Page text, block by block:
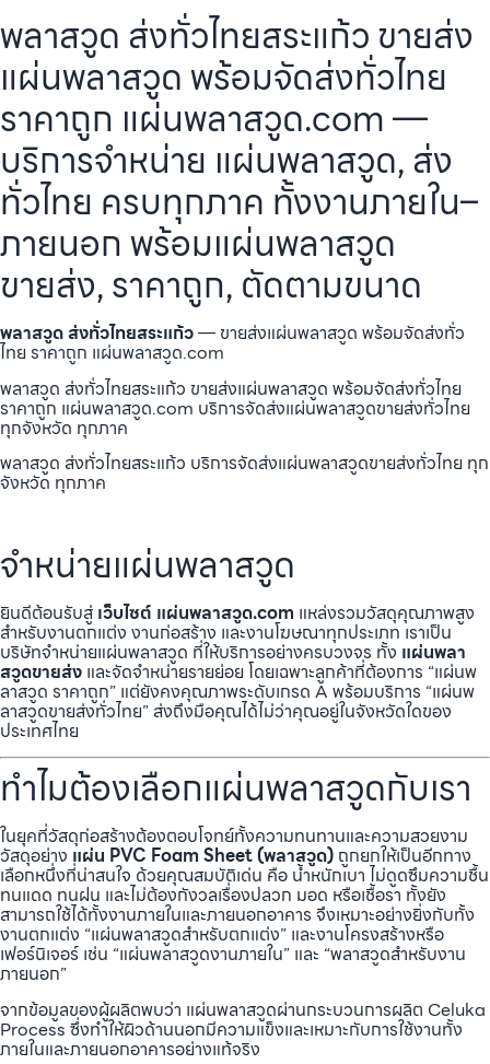
พลาสวูด ส่งทั่วไทยสระแก้ว ขายส่ง
แผ่นพลาสวูด พร้อมจัดส่งทั่วไทย
ราคาถูก แผ่นพลาสวูด.com —
บริการจำหน่าย แผ่นพลาสวูด, ส่ง
ทั่วไทย ครบทุกภาค ทั้งงานภายใน–
ภายนอก พร้อมแผ่นพลาสวูด
ขายส่ง, ราคาถูก, ตัดตามขนาด
พลาสวูด ส่งทั่วไทยสระแก้ว— ขายส่งแผ่นพลาสวูด พร้อมจัดส่งทั่ว
ไทย ราคาถูก แผ่นพลาสวูด.com
พลาสวูด ส่งทั่วไทยสระแก้ว ขายส่งแผ่นพลาสวูด พร้อมจัดส่งทั่วไทย
ราคาถูก แผ่นพลาสวูด.com บริการจัดส่งแผ่นพลาสวูดขายส่งทั่วไทย
ทุกจังหวัด ทุกภาค
พลาสวูด ส่งทั่วไทยสระแก้ว บริการจัดส่งแผ่นพลาสวูดขายส่งทั่วไทย ทุก
จังหวัด ทุกภาค
จำหน่ายแผ่นพลาสวูด
ยินดีต้อนรับสู่ เว็บไซต์ แผ่นพลาสวูด.com แหล่งรวมวัสดุคุณภาพสูง
สำหรับงานตกแต่ง งานก่อสร้าง และงานโฆษณาทุกประเภท เราเป็น
บริษัทจำหน่ายแผ่นพลาสวูด ที่ให้บริการอย่างครบวงจร ทั้ง แผ่นพลา
สวูดขายส่ง และจัดจำหน่ายรายย่อย โดยเฉพาะลูกค้าที่ต้องการ “แผ่นพ
ลาสวูด ราคาถูก” แต่ยังคงคุณภาพระดับเกรด A พร้อมบริการ “แผ่นพ
ลาสวูดขายส่งทั่วไทย” ส่งถึงมือคุณได้ไม่ว่าคุณอยู่ในจังหวัดใดของ
ประเทศไทย
ทำไมต้องเลือกแผ่นพลาสวูดกับเรา
ในยุคที่วัสดุก่อสร้างต้องตอบโจทย์ทั้งความทนทานและความสวยงาม
วัสดุอย่าง แผ่น PVC Foam Sheet (พลาสวูด) ถูกยกให้เป็นอีกทาง
เลือกหนึ่งที่น่าสนใจ ด้วยคุณสมบัติเด่น คือ น้ำหนักเบา ไม่ดูดซึมความชื้น
ทนแดด ทนฝน และไม่ต้องกังวลเรื่องปลวก มอด หรือเชื้อรา ทั้งยัง
สามารถใช้ได้ทั้งงานภายในและภายนอกอาคาร จึงเหมาะอย่างยิ่งกับทั้ง
งานตกแต่ง “แผ่นพลาสวูดสำหรับตกแต่ง” และงานโครงสร้างหรือ
เฟอร์นิเจอร์ เช่น “แผ่นพลาสวูดงานภายใน” และ “พลาสวูดสำหรับงาน
ภายนอก”
จากข้อมูลของผู้ผลิตพบว่า แผ่นพลาสวูดผ่านกระบวนการผลิต Celuka
Process ซึ่งทำให้ผิวด้านนอกมีความแข็งและเหมาะกับการใช้งานทั้ง
ภายในและภายนอกอาคารอย่างแท้จริง